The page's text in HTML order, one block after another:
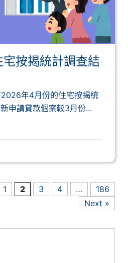
按揭統計調查結
年4月份的住宅按揭統
。 4月份新申請貸款個案較3月份...
1 2 3 4 …
186
Next »